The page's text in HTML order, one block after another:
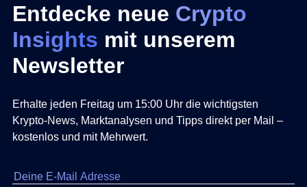
Entdecke neue Crypto
Insights mit unserem
Newsletter
Erhalte jeden Freitag um 15:00 Uhr die wichtigsten
Krypto-News, Marktanalysen und Tipps direkt per Mail –
kostenlos und mit Mehrwert.